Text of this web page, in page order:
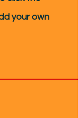
your own